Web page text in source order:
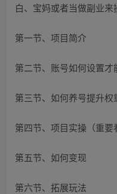
白、宝妈或者当做副业来
第一节、项目简介
第二节、账号如何设置才
第三节、如何养号提升权
第四节、项目实操（重要
第五节、如何变现
第六节、拓展玩法